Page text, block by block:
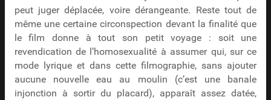
peut juger déplacée, voire dérangeante. Reste tout de
même une certaine circonspection devant la finalité que
le film donne à tout son petit voyage : soit une
revendication de l’homosexualité à assumer qui, sur ce
mode lyrique et dans cette filmographie, sans ajouter
aucune nouvelle eau au moulin (c’est une banale
injonction à sortir du placard), apparaît assez datée,